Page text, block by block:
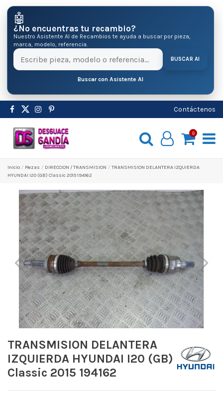
🤖
¿No encuentras tu recambio?
Nuestro Asistente AI de Recambios te ayuda a buscar por pieza,
marca, modelo, referencia.
BUSCAR AI
Buscar con Asistente AI
Contáctenos
0
Inicio Pіezas DIRECCION / TRANSMISION
TRANSMISION DELANTERA IZQUIERDA
HYUNDAI I20 (GB) Classic 2015 194162
TRANSMISION DELANTERA
IZQUIERDA HYUNDAI I20 (GB)
Classic 2015 194162